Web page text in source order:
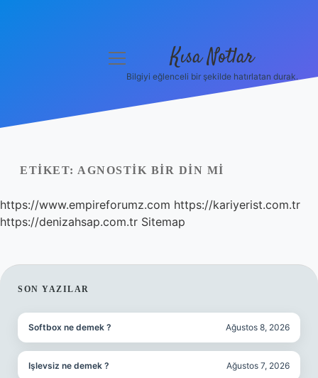
Yasal Uyarı
Hakkımızda
menüyü
Kısa Notlar
Bilgiyi eğlenceli bir şekilde hatırlatan durak.
ETIKET: AGNOSTIK BIR DIN MI
https://www.empireforumz.com https://kariyerist.com.tr
https://denizahsap.com.tr Sitemap
SIDEBAR
SON YAZILAR
Softbox ne demek ? Ağustos 8, 2026
Işlevsiz ne demek ? Ağustos 7, 2026